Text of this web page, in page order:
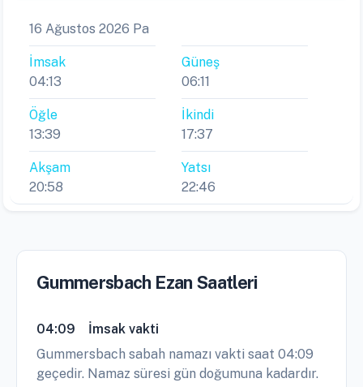
16 Ağustos 2026 Pa
İmsak
04:13
Güneş
06:11
Öğle
13:39
İkindi
17:37
Akşam
20:58
Yatsı
22:46
Gummersbach Ezan Saatleri
04:09
İmsak vakti
Gummersbach sabah namazı vakti saat 04:09
geçedir. Namaz süresi gün doğumuna kadardır.